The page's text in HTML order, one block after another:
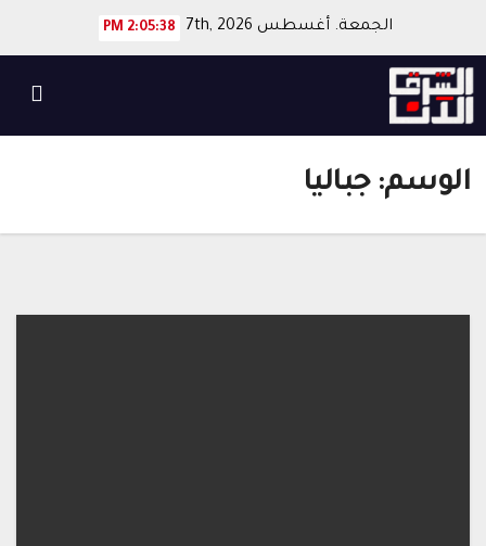
content
الجمعة. أغسطس 7th, 2026 2:05:39 PM
الوسم:جباليا